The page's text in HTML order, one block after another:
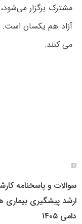
مشترک برگزار
آزاد هم یکسان است.
می کنند.
سوالات و پاسخنامه
ارشد پیشگیری بیماری
دامی ۱۴۰۵